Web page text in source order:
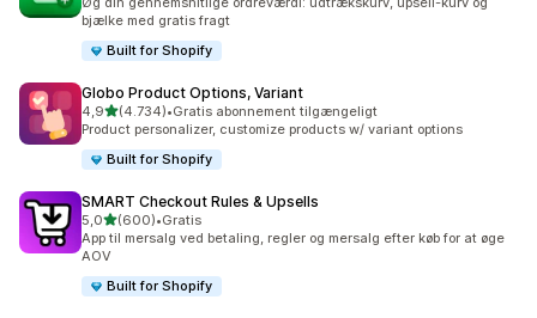
bjælke med gratis fragt
Built for Shopify
Globo Product Options, Variant
4,9ud af 5 stjerner
(4.734)
4734 anmeldelser i alt
•Gratis abonnement tilgængeligt
Product personalizer, customize products w/ variant options
Built for Shopify
SMART Checkout Rules & Upsells
5,0ud af 5 stjerner
(600)
600 anmeldelser i alt
•Gratis
App til mersalg ved betaling, regler og mersalg efter køb for at øge
AOV
Built for Shopify